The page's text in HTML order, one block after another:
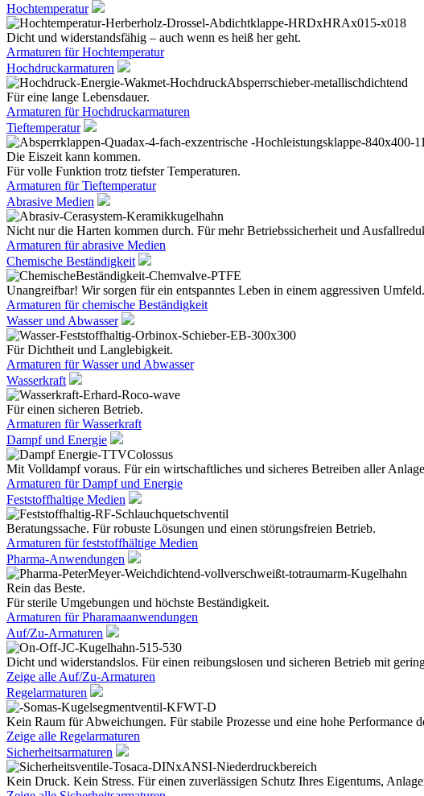
Hochtemperatur
Dicht und widerstandsfähig – auch wenn es heiß her geht.
Armaturen für Hochtemperatur
Hochdruckarmaturen
Für eine lange Lebensdauer.
Armaturen für Hochdruckarmaturen
Tieftemperatur
Die Eiszeit kann kommen.
Für volle Funktion trotz tiefster Temperaturen.
Armaturen für Tieftemperatur
Abrasive Medien
Nicht nur die Harten kommen durch. Für mehr Betriebssicherheit und
Armaturen für abrasive Medien
Chemische Beständigkeit
Unangreifbar! Wir sorgen für ein entspanntes Leben in einem aggressiven Umfeld.
Armaturen für chemische Beständigkeit
Wasser und Abwasser
Für Dichtheit und Langlebigkeit.
Armaturen für Wasser und Abwasser
Wasserkraft
Für einen sicheren Betrieb.
Armaturen für Wasserkraft
Dampf und Energie
Mit Volldampf voraus. Für ein wirtschaftliches und sicheres Betreiben aller
Armaturen für Dampf und Energie
Feststoffhaltige Medien
Beratungssache. Für robuste Lösungen und einen störungsfreien Betrieb.
Armaturen für feststoffhältige Medien
Pharma-Anwendungen
Rein das Beste.
Für sterile Umgebungen und höchste Beständigkeit.
Armaturen für Pharamaanwendungen
Auf/Zu-Armaturen
Dicht und widerstandslos. Für einen reibungslosen und sicheren Betrieb mit
Zeige alle Auf/Zu-Armaturen
Regelarmaturen
Kein Raum für Abweichungen. Für stabile Prozesse und eine hohe Performance
Zeige alle Regelarmaturen
Sicherheitsarmaturen
Kein Druck. Kein Stress. Für einen zuverlässigen Schutz Ihres Eigentums,